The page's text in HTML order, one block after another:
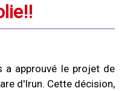
a approuvé le projet de
d'Irun. Cette décision,